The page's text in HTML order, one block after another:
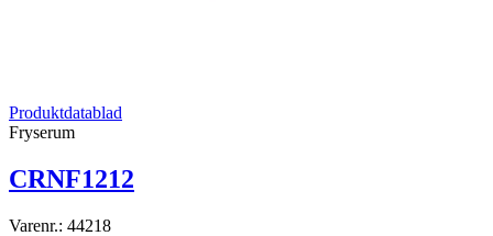
Produktdatablad
Fryserum
CRNF1212
Varenr.: 44218